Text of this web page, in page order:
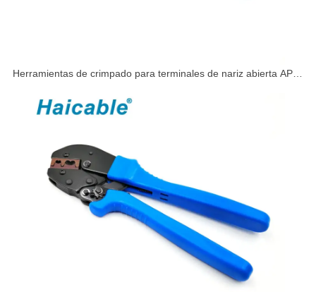
Herramientas de crimpado para terminales de nariz abierta AP-